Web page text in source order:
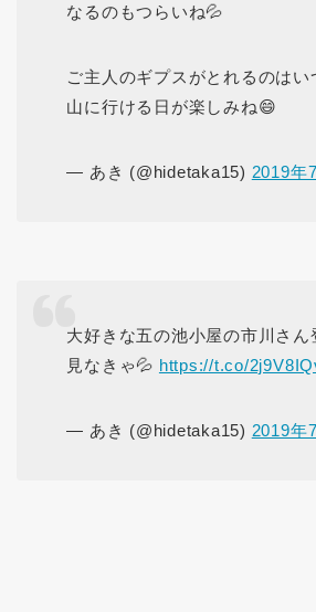
なるのもつらいね💦
ご主人のギプスがとれるのはい
山に行ける日が楽しみね😄
— あき (@hidetaka15) 2019年
大好きな五の池小屋の市川さん
見なきゃ💦 https://t.co/
— あき (@hidetaka15) 2019年